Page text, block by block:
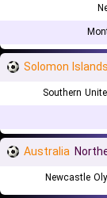
Solomon Islands
Southern
Australia
Newcastle